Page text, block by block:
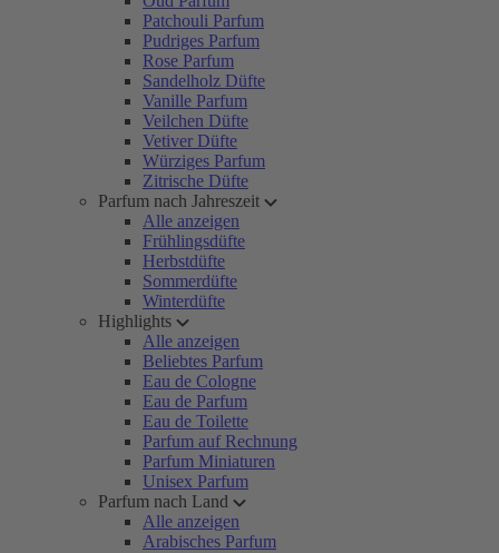
Patchouli Parfum
Pudriges Parfum
Rose Parfum
Sandelholz Düfte
Vanille Parfum
Veilchen Düfte
Vetiver Düfte
Würziges Parfum
Zitrische Düfte
Parfum nach Jahreszeit
Alle anzeigen
Frühlingsdüfte
Herbstdüfte
Sommerdüfte
Winterdüfte
Highlights
Alle anzeigen
Beliebtes Parfum
Eau de Cologne
Eau de Parfum
Eau de Toilette
Parfum auf Rechnung
Parfum Miniaturen
Unisex Parfum
Parfum nach Land
Alle anzeigen
Arabisches Parfum